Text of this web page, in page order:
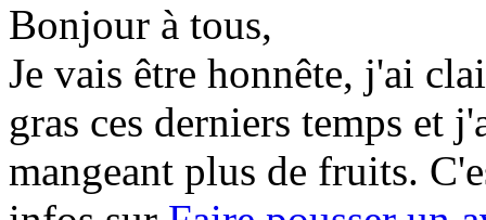
Bonjour à tous,
Je vais être honnête, j'ai
gras ces derniers temps et
mangeant plus de fruits.